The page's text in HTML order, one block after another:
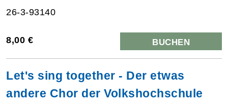
26-3-93140
8,00 € BUCHEN
Let's sing together - Der etwas
andere Chor der Volkshochschule